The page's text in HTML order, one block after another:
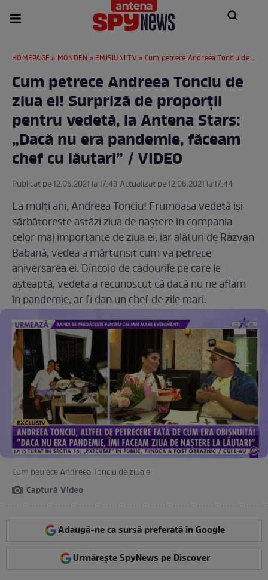
HOMEPAGE » MONDEN » EMISIUNI TV » Cum petrece Andreea Tonciu de ziua ei! Surpriză de proporții pentru vedetă, la Antena Stars: „Dacă nu era pandemie, făceam chef cu lăutari” / VIDEO
Cum petrece Andreea Tonciu de
ziua ei! Surpriză de proporții
pentru vedetă, la Antena Stars:
„Dacă nu era pandemie, făceam
chef cu lăutari” / VIDEO
Publicat pe 12.05.2021 la 17:43 Actualizat pe 12.05.2021 la 17:44
La mulți ani, Andreea Tonciu! Frumoasa vedetă își
sărbătorește astăzi ziua de naștere în compania
celor mai importante de ziua ei, iar alături de Răzvan
Babană, vedea a mărturisit cum va petrece
aniversarea ei. Dincolo de cadourile pe care le
așteaptă, vedeta a recunoscut că dacă nu ne aflam
în pandemie, ar fi dan un chef de zile mari.
Cum petrece Andreea Tonciu de ziua e
Captură Video
Adaugă-ne ca sursă preferată în Google
Urmărește SpyNews pe Discover